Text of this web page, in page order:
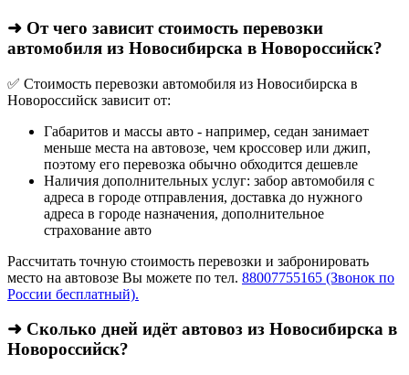
➜ От чего зависит стоимость перевозки
автомобиля из Новосибирска в Новороссийск?
✅ Стоимость перевозки автомобиля из Новосибирска в
Новороссийск зависит от:
Габаритов и массы авто - например, седан занимает
меньше места на автовозе, чем кроссовер или джип,
поэтому его перевозка обычно обходится дешевле
Наличия дополнительных услуг: забор автомобиля с
адреса в городе отправления, доставка до нужного
адреса в городе назначения, дополнительное
страхование авто
Рассчитать точную стоимость перевозки и забронировать
место на автовозе Вы можете по тел. 88007755165 (Звонок по
России бесплатный).
➜ Сколько дней идёт автовоз из Новосибирска в
Новороссийск?